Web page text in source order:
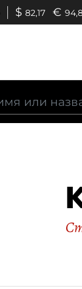
$ 82,17 €